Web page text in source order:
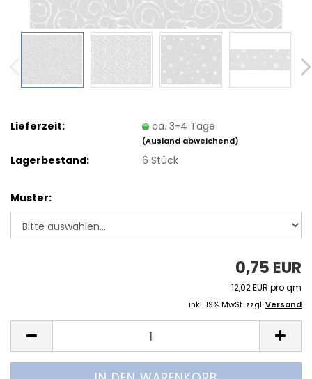
Lieferzeit: ca. 3-4 Tage
(Ausland abweichend)
Lagerbestand: 6Stück
Muster:
0,75 EUR
12,02 EUR pro qm
inkl. 19% MwSt. zzgl.Versand